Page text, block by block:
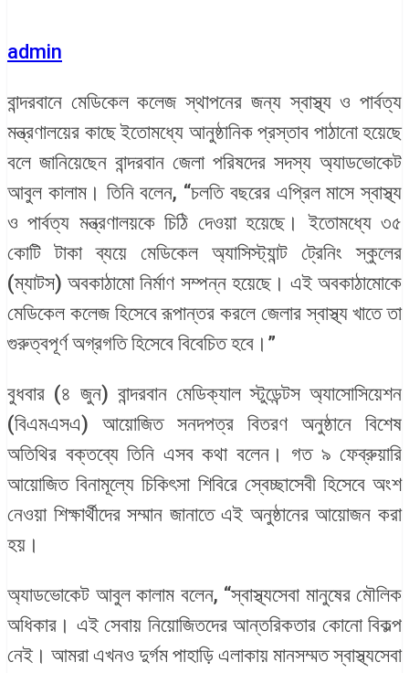
admin
বান্দরবানে মেডিকেল কলেজ স্থাপনের জন্য স্বাস্থ্য ও পার্বত্য
মন্ত্রণালয়ের কাছে ইতোমধ্যে আনুষ্ঠানিক প্রস্তাব পাঠানো হয়েছে
বলে জানিয়েছেন বান্দরবান জেলা পরিষদের সদস্য অ্যাডভোকেট
আবুল কালাম। তিনি বলেন, “চলতি বছরের এপ্রিল মাসে স্বাস্থ্য
ও পার্বত্য মন্ত্রণালয়কে চিঠি দেওয়া হয়েছে। ইতোমধ্যে ৩৫
কোটি টাকা ব্যয়ে মেডিকেল অ্যাসিস্ট্যান্ট ট্রেনিং স্কুলের
(ম্যাটস) অবকাঠামো নির্মাণ সম্পন্ন হয়েছে। এই অবকাঠামোকে
মেডিকেল কলেজ হিসেবে রূপান্তর করলে জেলার স্বাস্থ্য খাতে তা
গুরুত্বপূর্ণ অগ্রগতি হিসেবে বিবেচিত হবে।”
বুধবার (৪ জুন) বান্দরবান মেডিক্যাল স্টুডেন্টস অ্যাসোসিয়েশন
(বিএমএসএ) আয়োজিত সনদপত্র বিতরণ অনুষ্ঠানে বিশেষ
অতিথির বক্তব্যে তিনি এসব কথা বলেন। গত ৯ ফেব্রুয়ারি
আয়োজিত বিনামূল্যে চিকিৎসা শিবিরে স্বেচ্ছাসেবী হিসেবে অংশ
নেওয়া শিক্ষার্থীদের সম্মান জানাতে এই অনুষ্ঠানের আয়োজন করা
হয়।
অ্যাডভোকেট আবুল কালাম বলেন, “স্বাস্থ্যসেবা মানুষের মৌলিক
অধিকার। এই সেবায় নিয়োজিতদের আন্তরিকতার কোনো বিকল্প
নেই। আমরা এখনও দুর্গম পাহাড়ি এলাকায় মানসম্মত স্বাস্থ্যসেবা